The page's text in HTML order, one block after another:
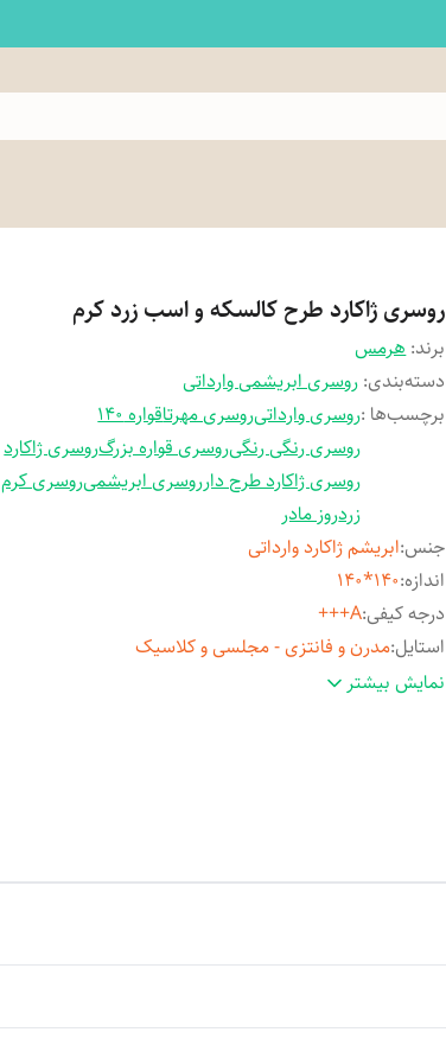
روسری ژاکارد طرح کالسکه و اسب زرد کرم
برند:هرمس
دسته‌بندی: روسری ابریشمی وارداتی
برچسب‌ها :روسری وارداتیروسری مهرتاقواره 140
روسری رنگی رنگیروسری قواره بزرگروسری ژاکارد
روسری ژاکارد طرح دارروسری ابریشمیروسری کرم
زردروز مادر
جنس:ابریشم ژاکارد وارداتی
اندازه:
140*140
درجه کیفی:
A+++
استایل:مدرن و فانتزی - مجلسی و کلاسیک
مناسب فصل: چهارفصل نمایش بیشتر